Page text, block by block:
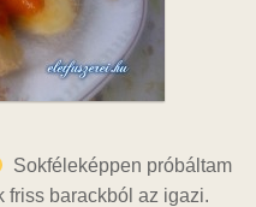
Sokféleképpen próbáltam
friss barackból az igazi.